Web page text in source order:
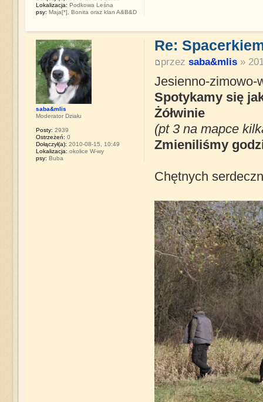
Lokalizacja: Podkowa Leśna
psy: Maja[*], Bonita oraz klan A&B&D
Re:
przez saba&mlis»
Jesienno-zimowo-
Spotykamy się
Żółwinie
(pt 3 na mapce
Zmieniliśmy
Chętnych
saba&mlis
Moderator Działu
Posty: 2939
Ostrzeżeń: 0
Dołączył(a): 2010-08-15, 10:49
Lokalizacja: okolice W-wy
psy: Buba